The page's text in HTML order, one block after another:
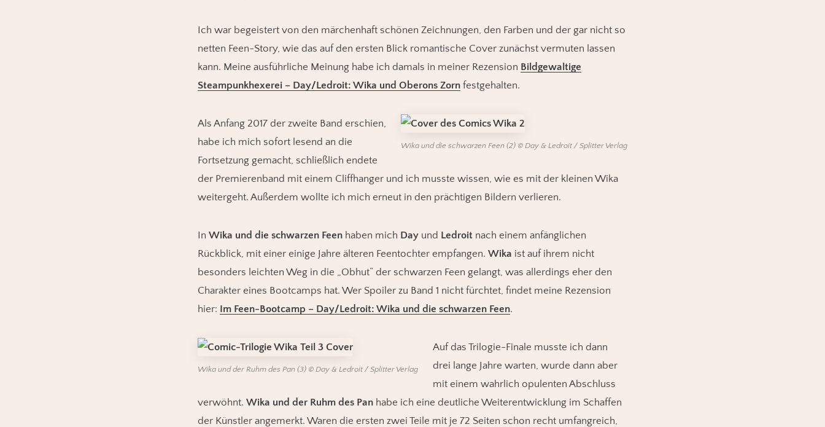
Ich war begeistert von den märchenhaft schönen Zeichnungen, den Farben und der gar nicht so
netten Feen-Story, wie das auf den ersten Blick romantische Cover zunächst vermuten lassen
kann. Meine ausführliche Meinung habe ich damals in meiner Rezension Bildgewaltige
Steampunkhexerei – Day/Ledroit: Wika und Oberons Zorn festgehalten.
Wika und die schwarzen Feen (2) © Day & Ledroit / Splitter Verlag
Als Anfang 2017 der zweite Band erschien,
habe ich mich sofort lesend an die
Fortsetzung gemacht, schließlich endete
der Premierenband mit einem Cliffhanger und ich musste wissen, wie es mit der kleinen Wika
weitergeht. Außerdem wollte ich mich erneut in den prächtigen Bildern verlieren.
In Wika und die schwarzen Feen haben mich Day und Ledroit nach einem anfänglichen
Rückblick, mit einer einige Jahre älteren Feentochter empfangen. Wika ist auf ihrem nicht
besonders leichten Weg in die „Obhut“ der schwarzen Feen gelangt, was allerdings eher den
Charakter eines Bootcamps hat. Wer Spoiler zu Band 1 nicht fürchtet, findet meine Rezension
hier: Im Feen-Bootcamp – Day/Ledroit: Wika und die schwarzen Feen.
Wika und der Ruhm des Pan (3) © Day & Ledroit / Splitter Verlag
Auf das Trilogie-Finale musste ich dann
drei lange Jahre warten, wurde dann aber
mit einem wahrlich opulenten Abschluss
verwöhnt. Wika und der Ruhm des Pan habe ich eine deutliche Weiterentwicklung im Schaffen
der Künstler angemerkt. Waren die ersten zwei Teile mit je 72 Seiten schon recht umfangreich,